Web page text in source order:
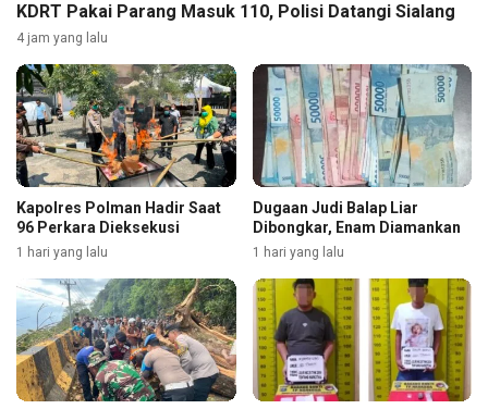
KDRT Pakai Parang Masuk 110, Polisi Datangi Sialang
4 jam yang lalu
Kapolres Polman Hadir Saat
96 Perkara Dieksekusi
1 hari yang lalu
Dugaan Judi Balap Liar
Dibongkar, Enam Diamankan
1 hari yang lalu